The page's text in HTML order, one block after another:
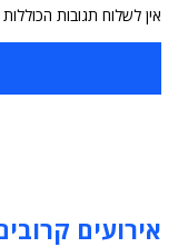
אין לשלוח תגובות
אירועים